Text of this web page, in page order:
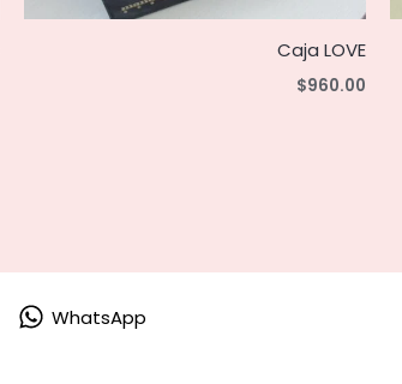
Caja LOVE
$960.00
WhatsApp